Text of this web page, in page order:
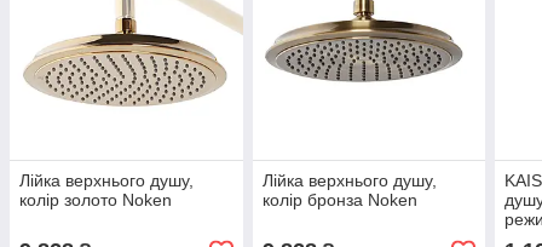
Лійка верхнього душу,
колір золото Noken
Лійка верхнього душу,
колір бронза Noken